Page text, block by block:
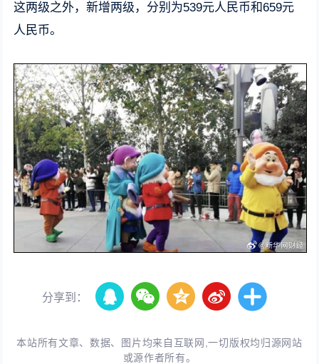
这两级之外，新增两级，分别为539元人民币和659元
人民币。
分享到：
本站所有文章、数据、图片均来自互联网,一切版权均归源网站
或源作者所有。